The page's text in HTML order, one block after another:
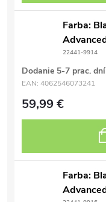
Farba:
22441-9914
Dodanie 5-7 prac. dní
EAN: 4062546073241
59,99 €
Farba: